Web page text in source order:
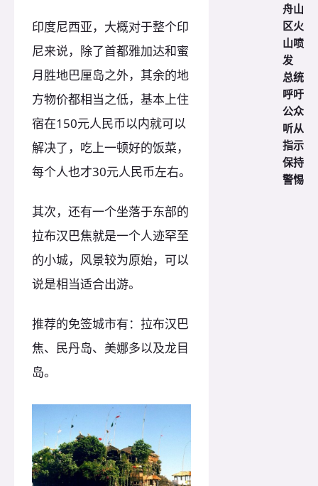
印度尼西亚，大概对于整个印
尼来说，除了首都雅加达和蜜
月胜地巴厘岛之外，其余的地
方物价都相当之低，基本上住
宿在150元人民币以内就可以
解决了，吃上一顿好的饭菜，
每个人也才30元人民币左右。
其次，还有一个坐落于东部的
拉布汉巴焦就是一个人迹罕至
的小城，风景较为原始，可以
说是相当适合出游。
推荐的免签城市有：拉布汉巴
焦、民丹岛、美娜多以及龙目
岛。
舟山
区火
山喷
发
总统
呼吁
公众
听从
指示
保持
警惕